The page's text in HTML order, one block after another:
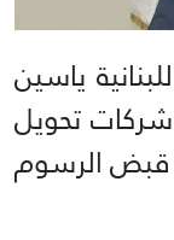
ياسين
شركات تحويل
قبض الرسوم